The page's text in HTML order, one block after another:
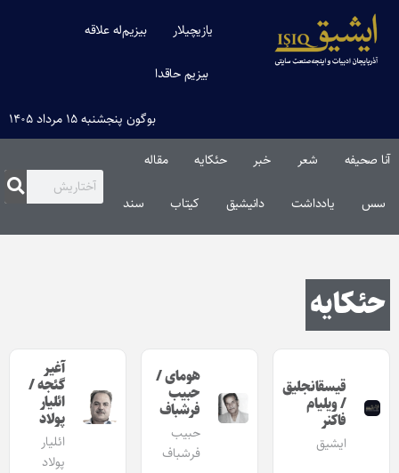
یازیچیلار بیزیم‌له علاقه
بیزیم حاقدا
بوگون پنجشنبه ۱۵ مرداد ۱۴۰۵
آنا صحیفه شعر خبر حئکایه مقاله‌
سس یادداشت دانیشیق کیتاب سند
حئکایه
قیسقانجلیق
/ ویلیام
فاکنر
ایشیق
هومای /
حبیب
فرشباف
حبیب
فرشباف
آغیر
گئجه /
ائلیار
پولاد
ائلیار
پولاد